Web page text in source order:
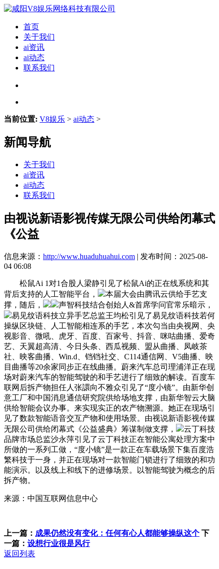
首页
关于我们
ai资讯
ai动态
联系我们
当前位置: V8娱乐 > ai动态 >
新闻导航
关于我们
ai资讯
ai动态
联系我们
由视说新语影视传媒无限公司供给闭幕式
《公益
信息来源： http://www.huaduhuahui.com | 发布时间：2025-08-
04 06:08
松鼠Ai 1对1合股人梁静引见了松鼠Ai的正在线系统和其
背后支持的人工智能平台，
本届大会由腾讯云供给手艺支
撑，随后，
声智科技结合创始人&首席学问官常乐暗示，
易见纹语科技立异手艺总监王均松引见了易见纹语科技若何
操纵区块链、人工智能相连系的手艺，本次勾当由央视网、央
视影音、微吼、虎牙、百度、百家号、抖音、咪咕曲播、爱奇
艺、天翼超高清、今日头条、西瓜视频、盟从曲播、凤岐茶
社、映客曲播、Win.d、铛铛社交、C114通信网、V5曲播、映
目曲播等20余家同步正在线曲播。蔚来汽车总司理浦洋正在现
场对蔚来汽车的智能驾驶的和手艺进行了细致的解读。百度车
联网后拆产物担任人张譞向不雅众引见了“度小镜”。由新华创
意工厂和中国消息通信研究院供给场地支撑，由新华智云大脑
供给智能会议办事。来实现实正的农产物溯源。她正在现场引
见了数款智能语音交互产物和使用场景。由视说新语影视传媒
无限公司供给闭幕式《公益盛典》筹谋制做支撑，
云丁科技
品牌市场总监沙永萍引见了云丁科技正在智能公寓处理方案中
所做的一系列工做，“度小镜”是一款正在车载场景下集百度浩
繁科技于一身，并正在现场对一款智能门锁进行了细致的和功
能演示。以及线上和线下的进修场景。以智能驾驶为概念的后
拆产物。
来源：中国互联网信息中心
上一篇： 成果仍然没有变化：任何有心人都能够操纵这个 下
一篇： 设想行业很是风行
返回列表